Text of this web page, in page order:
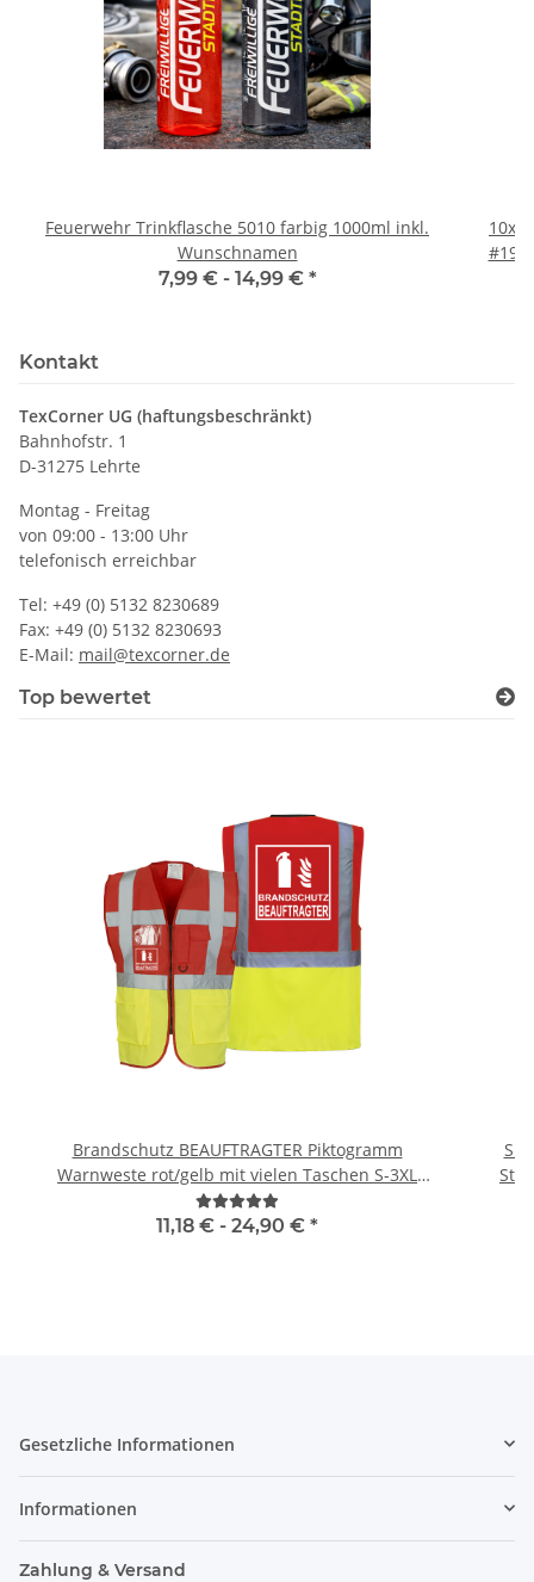
Feuerwehr Trinkflasche 5010 farbig 1000ml inkl.
Wunschnamen
7,99 € - 14,99 € *
10x
#190
Kontakt
TexCorner UG (haftungsbeschränkt)
Bahnhofstr. 1
D-31275 Lehrte
Montag - Freitag
von 09:00 - 13:00 Uhr
telefonisch erreichbar
Tel: +49 (0) 5132 8230689
Fax: +49 (0) 5132 8230693
E-Mail: mail@texcorner.de
Top bewertet
Brandschutz BEAUFTRAGTER Piktogramm
Warnweste rot/gelb mit vielen Taschen S-3XL
"BRAND22 Linie"
11,18 € - 24,90 € *
Gesetzliche Informationen
Informationen
Zahlung & Versand